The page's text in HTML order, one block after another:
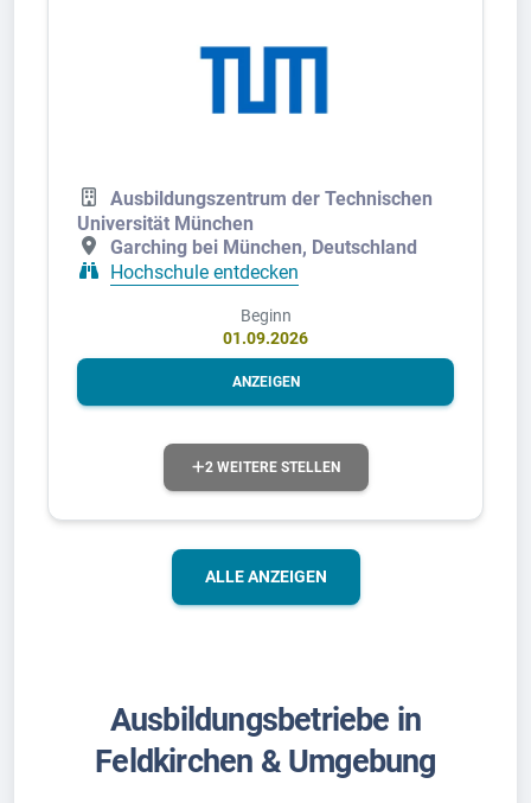
Ausbildungszentrum der Technischen
Universität München
Garching bei München, Deutschland
Hochschule entdecken
Beginn
01.09.2026
ANZEIGEN
2 WEITERE STELLEN
ALLE ANZEIGEN
Ausbildungsbetriebe in
Feldkirchen & Umgebung